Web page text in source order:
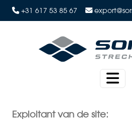
+31 617 53 85 67
Exploitant van de site: